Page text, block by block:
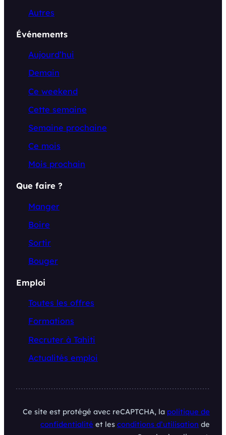
Autres
Événements
Aujourd’hui
Demain
Ce weekend
Cette semaine
Semaine prochaine
Ce mois
Mois prochain
Que faire ?
Manger
Boire
Sortir
Bouger
Emploi
Toutes les offres
Formations
Recruter à Tahiti
Actualités emploi
Ce site est protégé avec reCAPTCHA, la politique de
confidentialité et les conditions d’utilisation de